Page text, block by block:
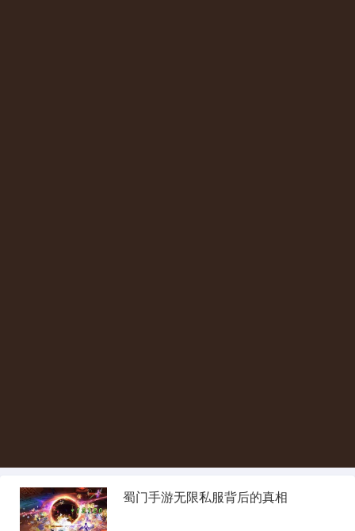
蜀门手游无限私服背后的真相